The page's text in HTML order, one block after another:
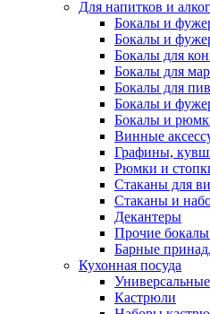
Для напитков и
Бокалы и
Бокалы и
Бокалы для
Бокалы для
Бокалы для
Бокалы и
Бокалы и
Винные
Графины,
Рюмки и
Стаканы для
Стаканы и
Декантеры
Прочие
Барные
Кухонная посуда
Кастрюли